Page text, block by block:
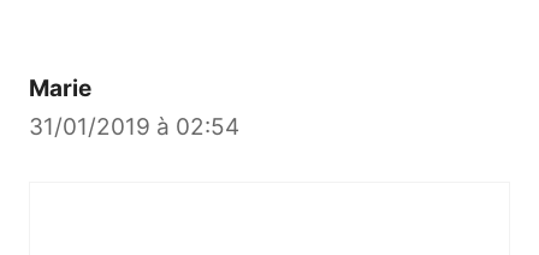
Marie
31/01/2019 à 02:54